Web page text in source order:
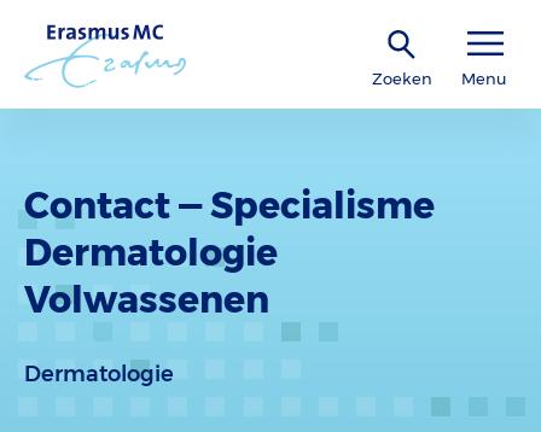
Zoeken Menu
Contact — Specialisme
Dermatologie
Volwassenen
Dermatologie